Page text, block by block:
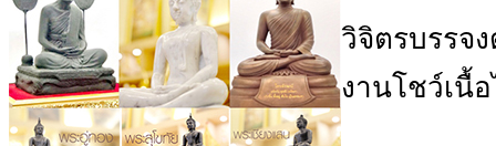
วิจิตรบรรจ
งานโชว์เนื้